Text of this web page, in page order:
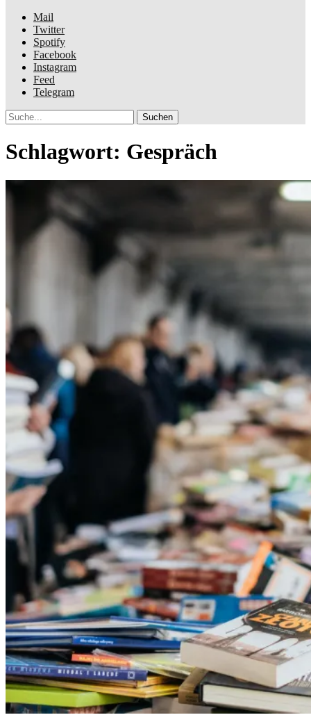
Mail
Twitter
Spotify
Facebook
Instagram
Feed
Telegram
Suche
Schlagwort: Gespräch